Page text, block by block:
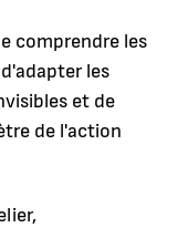
comprendre les
les
et de
de l'action